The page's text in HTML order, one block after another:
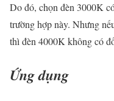
Do đó, chọn đèn 3000K
trường hợp này. Nhưng
thì đèn 4000K không có
Ứng dụng